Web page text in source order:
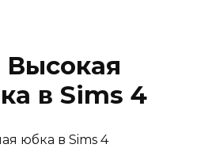
Высокая
в Sims 4
юбка в Sims 4